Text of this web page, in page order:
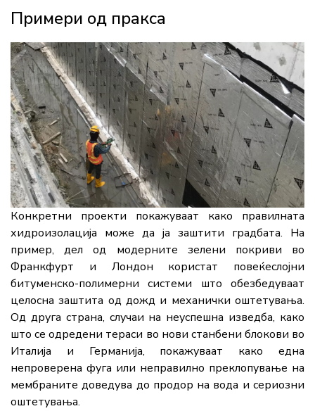
Примери од пракса
Конкретни проекти покажуваат како правилната
хидроизолација може да ја заштити градбата. На
пример, дел од модерните зелени покриви во
Франкфурт и Лондон користат повеќеслојни
битуменско-полимерни системи што обезбедуваат
целосна заштита од дожд и механички оштетувања.
Од друга страна, случаи на неуспешна изведба, како
што се одредени тераси во нови станбени блокови во
Италија и Германија, покажуваат како една
непроверена фуга или неправилно преклопување на
мембраните доведува до продор на вода и сериозни
оштетувања.